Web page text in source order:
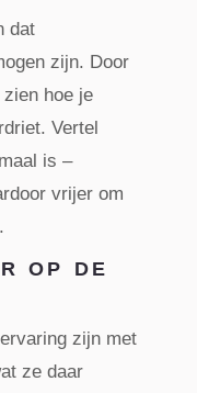
dat
zijn. Door
hoe je
Vertel
is –
vrijer om
OP DE
zijn met
ze daar